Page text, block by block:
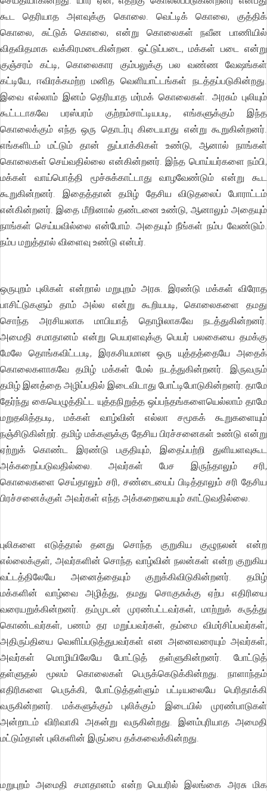
கூட தெரியாத அளவுக்கு கொலை. வெட்டிக் கொலை, குத்திக்
கொலை, சுட்டுக் கொலை, என்று கொலைகள் நவீன பாணியில்
விதவிதமாக வக்கிரமடைகின்றன. ஒட்டுப்படை, மக்கள் படை என்று
குஞ்சரம் கட்டி, கொலைகார கும்பலுக்கு பல வண்ண வேஷங்கள்
கட்டியே, ஈவிரக்கமற்ற மனித வெளியாட்டங்கள் நடத்தப்படுகின்றது.
இவை எல்லாம் இனம் தெரியாத மர்மக் கொலைகள். அரசும் புலியும்
கூட்டடாகவே பரஸ்பரம் குற்றம்சாட்டியபடி, எங்களுக்கும் இந்த
கொலைக்கும் எந்த ஒரு தொடர்பு கிடையாது என்று கூறுகின்றனர்.
எங்களிடம் மட்டும் தான் துப்பாக்கிகள் உண்டு, ஆனால் நாங்கள்
கொலைகள் செய்வதில்லை என்கின்றனர். இந்த பொய்யர்களை நம்பி,
மக்கள் வாய்பொத்தி மூச்சுக்காட்டாது வாழவேண்டும் என்று கூட
கூறுகின்றனர். இதைத்தான் தமிழ் தேசிய விடுதலைப் போராட்டம்
என்கின்றனர். இதை மீறினால் தண்டனை உண்டு, ஆனாலும் அதையும்
நாங்கள் செய்யவில்லை என்போம். அதையும் நீங்கள் நம்ப வேண்டும்.
நம்ப மறுத்தால் விளைவு உண்டு என்பர்.
ஒருபுறம் புலிகள் என்றால் மறுபுறம் அரசு. இரண்டு மக்கள் விரோத
பாசிட்டுகளும் தாம் அல்ல என்று கூறியபடி, கொலைகளை தமது
சொந்த அரசியலாக மாபியாத் தொழிலாகவே நடத்துகின்றனர்.
அமைதி சமாதானம் என்று பெயரளவுக்கு பெயர் பலகையை தமக்கு
மேலே தொங்கவிட்டபடி, இரகசியமான ஒரு யுத்தத்தையே அதைக்
கொலைகளாகவே தமிழ் மக்கள் மேல் நடத்துகின்றனர். இருவரும்
தமிழ் இனத்தை அழிப்பதில் இடைவிடாது போட்டிபோடுகின்றனர். தாமே
தேர்ந்து கையெழுத்திட்ட யுத்தநிறுத்த ஒப்பந்தங்களையெல்லாம் தாமே
மறுதலித்தபடி, மக்கள் வாழ்வின் எல்லா சமூகக் கூறுகளையும்
நஞ்சிடுகின்றர். தமிழ் மக்களுக்கு தேசிய பிரச்சனைகள் உண்டு என்று
ஏற்றுக் கொண்ட இரண்டு பகுதியும், இதைப்பற்றி துளியளவுகூட
அக்கறைப்படுவதில்லை. அவர்கள் பேச இருந்தாலும் சரி,
கொலைகளை செய்தாலும் சரி, சண்டையைப் பிடித்தாலும் சரி தேசிய
பிரச்சனைக்குள் அவர்கள் எந்த அக்கறையையும் காட்டுவதில்லை.
புலிகளை எடுத்தால் தனது சொந்த குறுகிய குழுநலன் என்ற
எல்லைக்குள், அவர்களின் சொந்த வாழ்வின் நலன்கள் என்ற குறுகிய
வட்டத்திலேயே அனைத்தையும் குறுக்கிவிடுகின்றனர். தமிழ்
மக்களின் வாழ்வை அழித்து, தமது சொகுசுக்கு ஏற்ப எதிரியை
வரையறுக்கின்றனர். தம்முடன் முரண்பட்டவர்கள், மாற்றுக் கருத்து
கொண்டவர்கள், பணம் தர மறுப்பவர்கள், தம்மை விமர்சிப்பவர்கள்,
அதிருப்தியை வெளிப்படுத்துபவர்கள் என அனைவரையும் அவர்கள்,
அவர்கள் மொழியிலேயே போட்டுத் தள்ளுகின்றனர். போட்டுத்
தள்ளுதல் மூலம் கொலைகள் பெருக்கெடுக்கின்றது. நாளாந்தம்
எதிரிகளை பெருக்கி, போட்டுத்தள்ளும் பட்டியலையே பெரிதாக்கி
வருகின்றனர். மக்களுக்கும் புலிக்கும் இடையில் முரண்பாடுகள்
அன்றாடம் விரிவாகி அகன்று வருகின்றது. இனம்புரியாத அமைதி
மட்டும்தான் புலிகளின் இருப்பை தக்கவைக்கின்றது.
மறுபுறம் அமைதி சமாதானம் என்ற பெயரில் இலங்கை அரசு மிக